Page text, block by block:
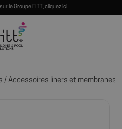
le Groupe FITT, cliquezici
/ Accessoires liners et membranes